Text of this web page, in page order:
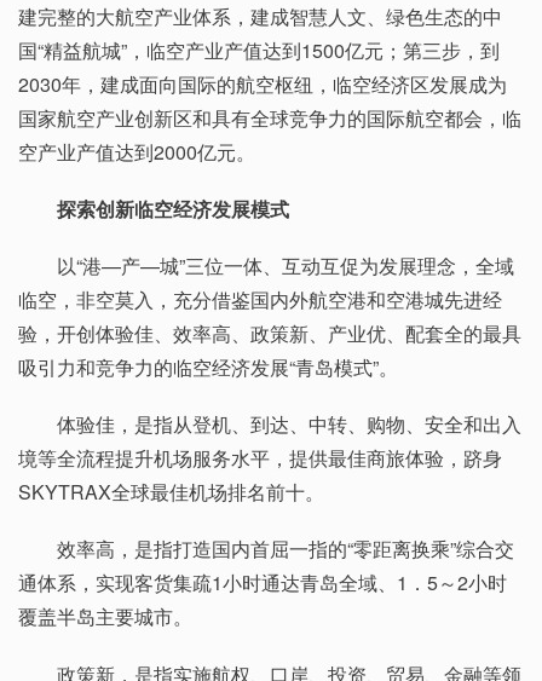
建完整的大航空产业体系，建成智慧人文、绿色生态的中
国“精益航城”，临空产业产值达到1500亿元；第三步，到
2030年，建成面向国际的航空枢纽，临空经济区发展成为
国家航空产业创新区和具有全球竞争力的国际航空都会，临
空产业产值达到2000亿元。
探索创新临空经济发展模式
以“港—产—城”三位一体、互动互促为发展理念，全域
临空，非空莫入，充分借鉴国内外航空港和空港城先进经
验，开创体验佳、效率高、政策新、产业优、配套全的最具
吸引力和竞争力的临空经济发展“青岛模式”。
体验佳，是指从登机、到达、中转、购物、安全和出入
境等全流程提升机场服务水平，提供最佳商旅体验，跻身
SKYTRAX全球最佳机场排名前十。
效率高，是指打造国内首屈一指的“零距离换乘”综合交
通体系，实现客货集疏1小时通达青岛全域、1．5～2小时
覆盖半岛主要城市。
政策新，是指实施航权、口岸、投资、贸易、金融等领